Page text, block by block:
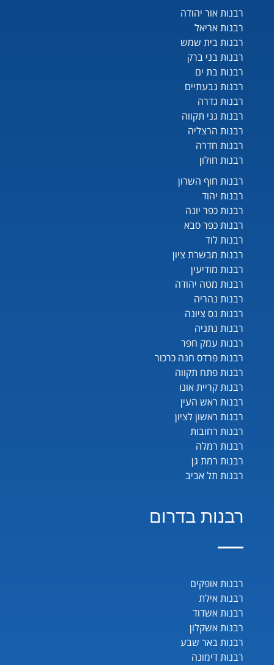
רבנות אור יהודה
רבנות אריאל
רבנות בית שמש
רבנות בני ברק
רבנות בת ים
רבנות גבעתיים
רבנות גדרה
רבנות גני תקווה
רבנות הרצליה
רבנות חדרה
רבנות חולון
רבנות חוף השרון
רבנות יהוד
רבנות כפר יונה
רבנות כפר סבא
רבנות לוד
רבנות מבשרת ציון
רבנות מודיעין
רבנות מטה יהודה
רבנות נהריה
רבנות נס ציונה
רבנות נתניה
רבנות עמק חפר
רבנות פרדס חנה כרכור
רבנות פתח תקווה
רבנות קריית אונו
רבנות ראש העין
רבנות ראשון לציון
רבנות רחובות
רבנות רמלה
רבנות רמת גן
רבנות תל אביב
רבנות בדרום
רבנות אופקים
רבנות אילת
רבנות אשדוד
רבנות אשקלון
רבנות באר שבע
רבנות דימונה